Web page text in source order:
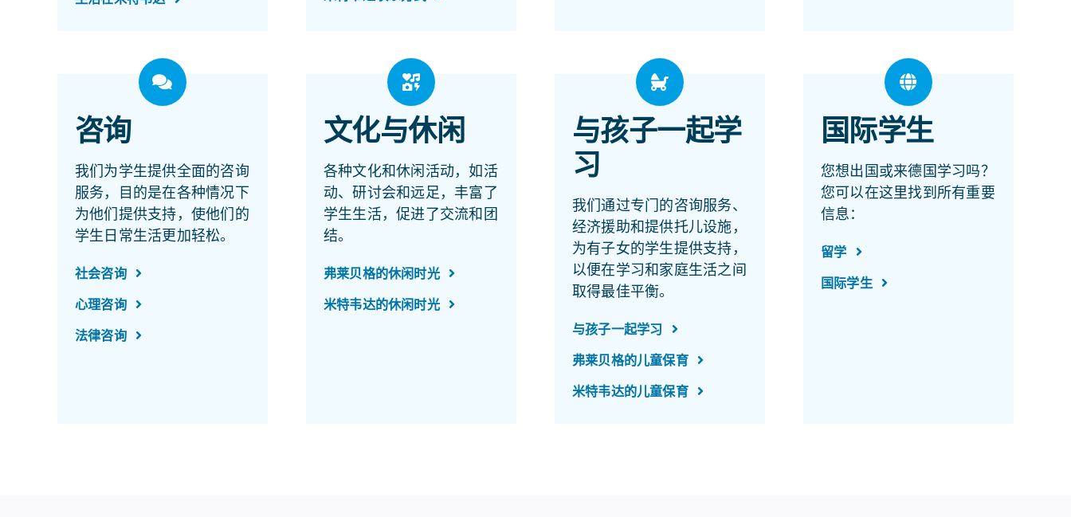
咨询
我们为学生提供全面的咨询
服务，目的是在各种情况下
为他们提供支持，使他们的
学生日常生活更加轻松。
社会咨询
心理咨询
法律咨询
文化与休闲
各种文化和休闲活动，如活
动、研讨会和远足，丰富了
学生生活，促进了交流和团
结。
弗莱贝格的休闲时光
米特韦达的休闲时光
与孩子一起学
习
我们通过专门的咨询服务、
经济援助和提供托儿设施，
为有子女的学生提供支持，
以便在学习和家庭生活之间
取得最佳平衡。
与孩子一起学习
弗莱贝格的儿童保育
米特韦达的儿童保育
国际学生
您想出国或来德国学习吗？
您可以在这里找到所有重要
信息：
留学
国际学生